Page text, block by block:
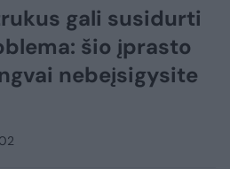
gali susidurti
šio įprasto
nebeįsigysite